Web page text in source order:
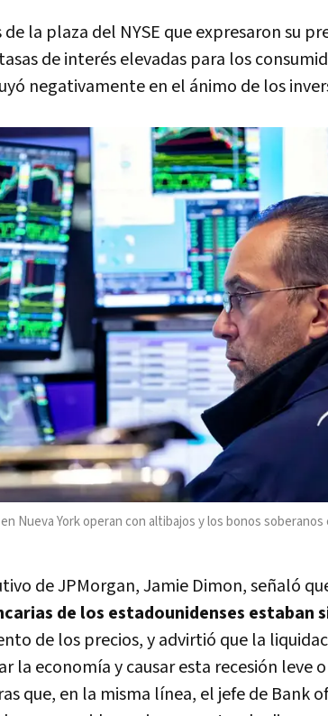
la plaza del NYSE que expresaron su
de interés elevadas para los
negativamente en el ánimo de los
Nueva York operan con altibajos y los bonos
de JPMorgan, Jamie Dimon, señaló
de los estadounidenses estaban
de los precios, y advirtió que la
la economía y causar esta recesión leve
que, en la misma línea, el jefe de Bank